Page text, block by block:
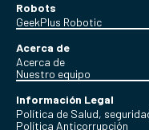
Robots
GeekPlus Robotic
Acerca de
Acerca de
Nuestro equipo
Información Legal
Política de Salud,
Política Anticorrupción